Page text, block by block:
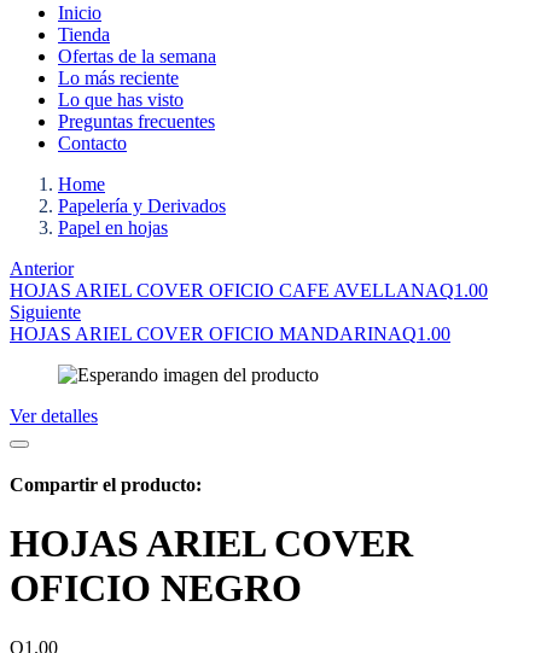
Inicio
Tienda
Ofertas de la semana
Lo más reciente
Lo que has visto
Preguntas frecuentes
Contacto
Home
Papelería y Derivados
Papel en hojas
Anterior
HOJAS ARIEL COVER OFICIO CAFE AVELLANAQ1.00
Siguiente
HOJAS ARIEL COVER OFICIO MANDARINAQ1.00
Ver detalles
Compartir el producto:
HOJAS ARIEL COVER
OFICIO NEGRO
Q1.00